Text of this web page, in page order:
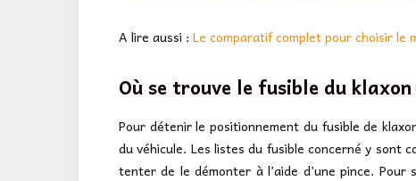
A lire aussi : Le comparatif complet pour choisir le
Où se trouve le fusible du
Pour détenir le positionnement du fusible de
du véhicule. Les listes du fusible concerné y sont
tenter de le démonter à l’aide d’une pince.